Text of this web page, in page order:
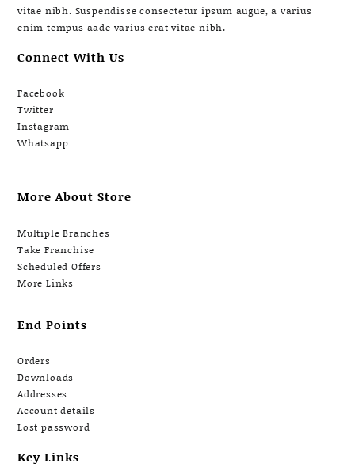
vitae nibh. Suspendisse consectetur ipsum augue, a varius
enim tempus aade varius erat vitae nibh.
Connect With Us
Facebook
Twitter
Instagram
Whatsapp
More About Store
Multiple Branches
Take Franchise
Scheduled Offers
More Links
End Points
Orders
Downloads
Addresses
Account details
Lost password
Key Links